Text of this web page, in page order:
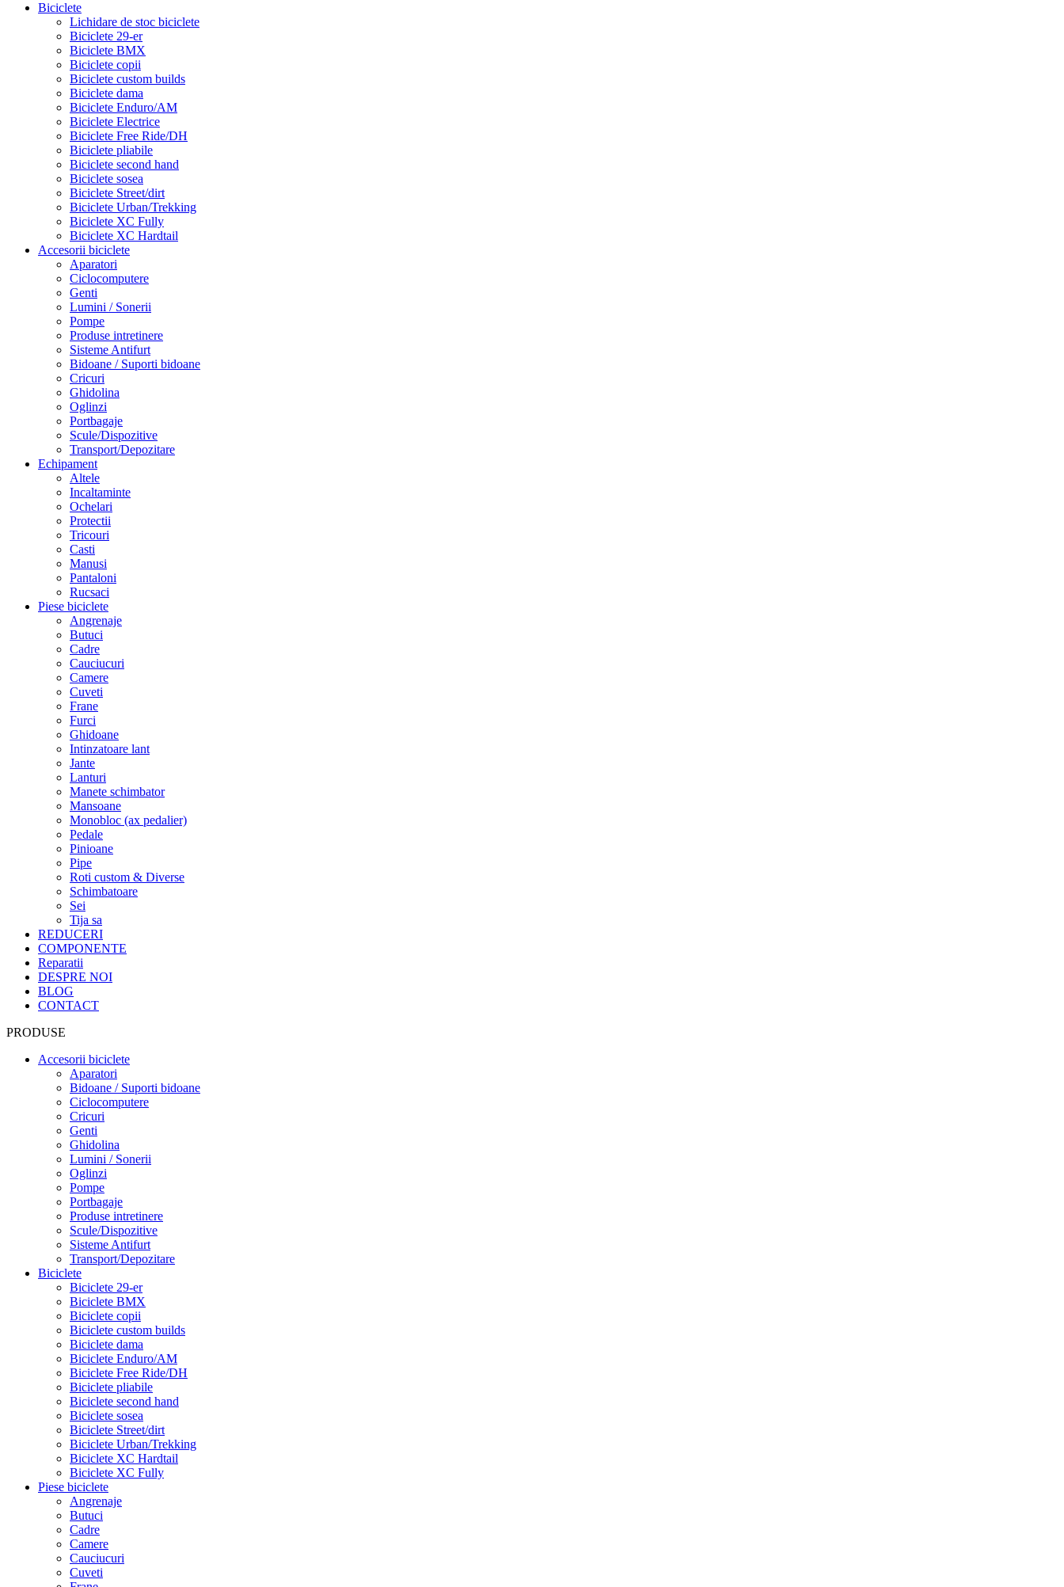
Biciclete
Lichidare de stoc biciclete
Biciclete 29-er
Biciclete BMX
Biciclete copii
Biciclete custom builds
Biciclete dama
Biciclete Enduro/AM
Biciclete Electrice
Biciclete Free Ride/DH
Biciclete pliabile
Biciclete second hand
Biciclete sosea
Biciclete Street/dirt
Biciclete Urban/Trekking
Biciclete XC Fully
Biciclete XC Hardtail
Accesorii biciclete
Aparatori
Ciclocomputere
Genti
Lumini / Sonerii
Pompe
Produse intretinere
Sisteme Antifurt
Bidoane / Suporti bidoane
Cricuri
Ghidolina
Oglinzi
Portbagaje
Scule/Dispozitive
Transport/Depozitare
Echipament
Altele
Incaltaminte
Ochelari
Protectii
Tricouri
Casti
Manusi
Pantaloni
Rucsaci
Piese biciclete
Angrenaje
Butuci
Cadre
Cauciucuri
Camere
Cuveti
Frane
Furci
Ghidoane
Intinzatoare lant
Jante
Lanturi
Manete schimbator
Mansoane
Monobloc (ax pedalier)
Pedale
Pinioane
Pipe
Roti custom & Diverse
Schimbatoare
Sei
Tija sa
REDUCERI
COMPONENTE
Reparatii
DESPRE NOI
BLOG
CONTACT
PRODUSE
Accesorii biciclete
Aparatori
Bidoane / Suporti bidoane
Ciclocomputere
Cricuri
Genti
Ghidolina
Lumini / Sonerii
Oglinzi
Pompe
Portbagaje
Produse intretinere
Scule/Dispozitive
Sisteme Antifurt
Transport/Depozitare
Biciclete
Biciclete 29-er
Biciclete BMX
Biciclete copii
Biciclete custom builds
Biciclete dama
Biciclete Enduro/AM
Biciclete Free Ride/DH
Biciclete pliabile
Biciclete second hand
Biciclete sosea
Biciclete Street/dirt
Biciclete Urban/Trekking
Biciclete XC Hardtail
Biciclete XC Fully
Piese biciclete
Angrenaje
Butuci
Cadre
Camere
Cauciucuri
Cuveti